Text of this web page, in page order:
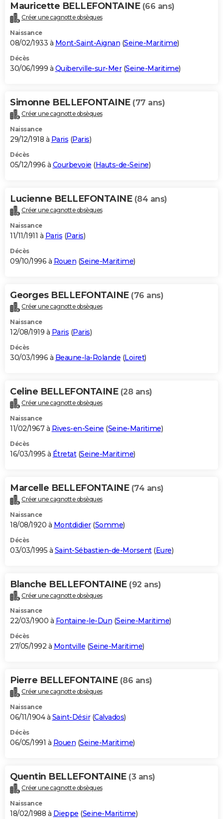
Mauricette BELLEFONTAINE (66 ans)
Créer une cagnotte obsèques
Naissance
08/02/1933 à Mont-Saint-Aignan (Seine-Maritime)
Décès
30/06/1999 à Quiberville-sur-Mer(Seine-Maritime)
Simonne BELLEFONTAINE (77 ans)
Créer une cagnotte obsèques
Naissance
29/12/1918 à Paris (Paris)
Décès
05/12/1996 à Courbevoie (Hauts-de-Seine)
Lucienne BELLEFONTAINE (84 ans)
Créer une cagnotte obsèques
Naissance
11/11/1911 à Paris (Paris)
Décès
09/10/1996 à Rouen (Seine-Maritime)
Georges BELLEFONTAINE (76 ans)
Créer une cagnotte obsèques
Naissance
12/08/1919 à Paris (Paris)
Décès
30/03/1996 à Beaune-la-Rolande (Loiret)
Celine BELLEFONTAINE (28 ans)
Créer une cagnotte obsèques
Naissance
11/02/1967 à Rives-en-Seine (Seine-Maritime)
Décès
16/03/1995 à Étretat(Seine-Maritime)
Marcelle BELLEFONTAINE (74 ans)
Créer une cagnotte obsèques
Naissance
18/08/1920 à Montdidier(Somme)
Décès
03/03/1995 à Saint-Sébastien-de-Morsent(Eure)
Blanche BELLEFONTAINE (92 ans)
Créer une cagnotte obsèques
Naissance
22/03/1900 à Fontaine-le-Dun (Seine-Maritime)
Décès
27/05/1992 à Montville (Seine-Maritime)
Pierre BELLEFONTAINE (86 ans)
Créer une cagnotte obsèques
Naissance
06/11/1904 à Saint-Désir(Calvados)
Décès
06/05/1991 à Rouen (Seine-Maritime)
Quentin BELLEFONTAINE (3 ans)
Créer une cagnotte obsèques
Naissance
18/02/1988 à Dieppe (Seine-Maritime)